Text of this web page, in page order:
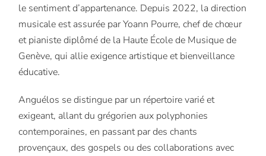
le sentiment d’appartenance. Depuis 2022, la direction
musicale est assurée par Yoann Pourre, chef de chœur
et pianiste diplômé de la Haute École de Musique de
Genève, qui allie exigence artistique et bienveillance
éducative.
Anguélos se distingue par un répertoire varié et
exigeant, allant du grégorien aux polyphonies
contemporaines, en passant par des chants
provençaux, des gospels ou des collaborations avec